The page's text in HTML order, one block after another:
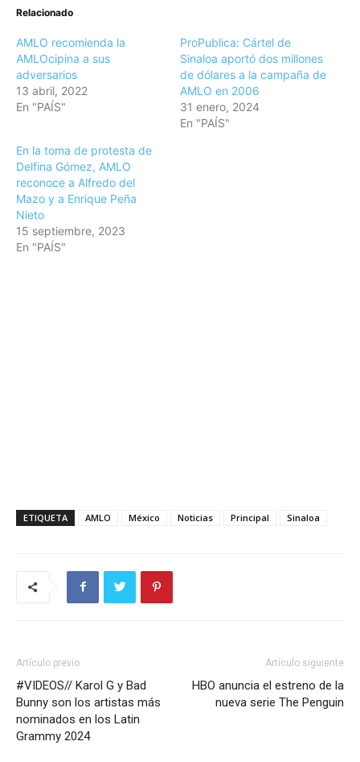
Relacionado
AMLO recomienda la
AMLOcipina a sus
adversarios
13 abril, 2022
En "PAÍS"
ProPublica: Cártel de
Sinaloa aportó dos millones
de dólares a la campaña de
AMLO en 2006
31 enero, 2024
En "PAÍS"
En la toma de protesta de
Delfina Gómez, AMLO
reconoce a Alfredo del
Mazo y a Enrique Peña
Nieto
15 septiembre, 2023
En "PAÍS"
ETIQUETA AMLO México Noticias Principal Sinaloa
Artículo previo
#VIDEOS// Karol G y Bad
Bunny son los artistas más
nominados en los Latin
Grammy 2024
Artículo siguiente
HBO anuncia el estreno de la
nueva serie The Penguin